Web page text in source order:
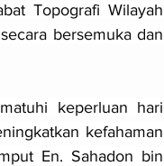
Topografi Wilayah
bersemuka dan
keperluan hari
kefahaman
En. Sahadon bin